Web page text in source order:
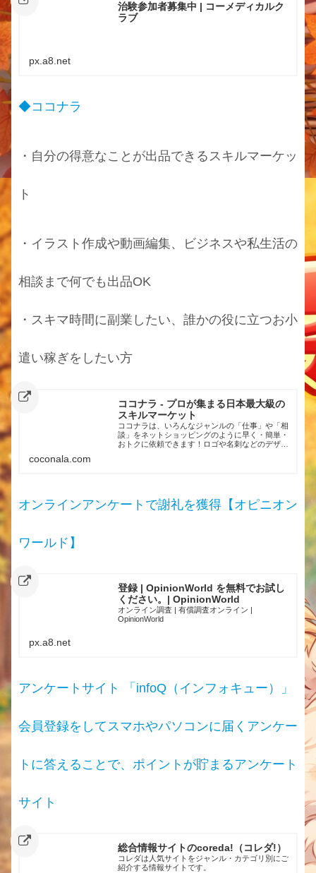
治験参加者募集中 | コーメディカルク
ラブ
px.a8.net
◆ココナラ
・自分の得意なことが出品できるスキルマーケッ
ト
・イラスト作成や動画編集、ビジネスや私生活の
相談まで何でも出品OK
・スキマ時間に副業したい、誰かの役に立つお小
遣い稼ぎをしたい方
ココナラ - プロが集まる日本最大級の
スキルマーケット
ココナラは、いろんなジャンルの「仕事」や「相
談」をネットショッピングのように早く・簡単・
おトクに依頼できます！ロゴや名刺などのデザイ
coconala.com
オンラインアンケートで謝礼を獲得【オピニオン
ワールド】
登録 | OpinionWorld を無料でお試し
ください。| OpinionWorld
オンライン調査 | 有償調査オンライン |
OpinionWorld
px.a8.net
アンケートサイト 「infoQ（インフォキュー）」
会員登録をしてスマホやパソコンに届くアンケー
トに答えることで、ポイントが貯まるアンケート
サイト
総合情報サイトのcoreda!（コレダ!）
コレダは人気サイトをジャンル・カテゴリ別にご
紹介する情報サイトです。